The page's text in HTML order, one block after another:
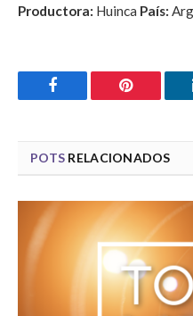
Productora: Huinca País:
Facebook Pinterest
POTS RELACIONADOS